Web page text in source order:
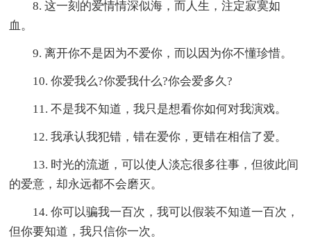
8. 这一刻的爱情情深似海，而人生，注定寂寞如
血。
9. 离开你不是因为不爱你，而以因为你不懂珍惜。
10. 你爱我么?你爱我什么?你会爱多久?
11. 不是我不知道，我只是想看你如何对我演戏。
12. 我承认我犯错，错在爱你，更错在相信了爱。
13. 时光的流逝，可以使人淡忘很多往事，但彼此间
的爱意，却永远都不会磨灭。
14. 你可以骗我一百次，我可以假装不知道一百次，
但你要知道，我只信你一次。